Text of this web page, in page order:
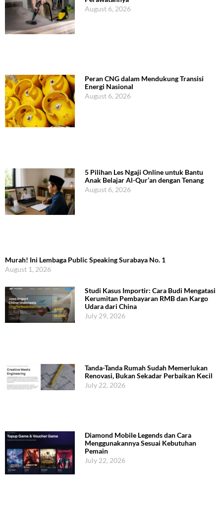
August 6, 2026
Peran CNG dalam Mendukung Transisi
Energi Nasional
August 6, 2026
5 Pilihan Les Ngaji Online untuk Bantu
Anak Belajar Al-Qur’an dengan Tenang
August 6, 2026
Murah! Ini Lembaga Public Speaking Surabaya No. 1
August 1, 2026
Studi Kasus Importir: Cara Budi Mengatasi
Kerumitan Pembayaran RMB dan Kargo
Udara dari China
July 29, 2026
Tanda-Tanda Rumah Sudah Memerlukan
Renovasi, Bukan Sekadar Perbaikan Kecil
July 22, 2026
Diamond Mobile Legends dan Cara
Menggunakannya Sesuai Kebutuhan
Pemain
July 22, 2026